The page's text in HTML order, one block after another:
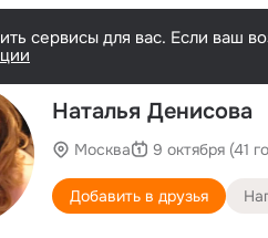
сервисы для вас. Если ваш
Наталья Денисова
Москва 9 октября (41
Добавить в друзья